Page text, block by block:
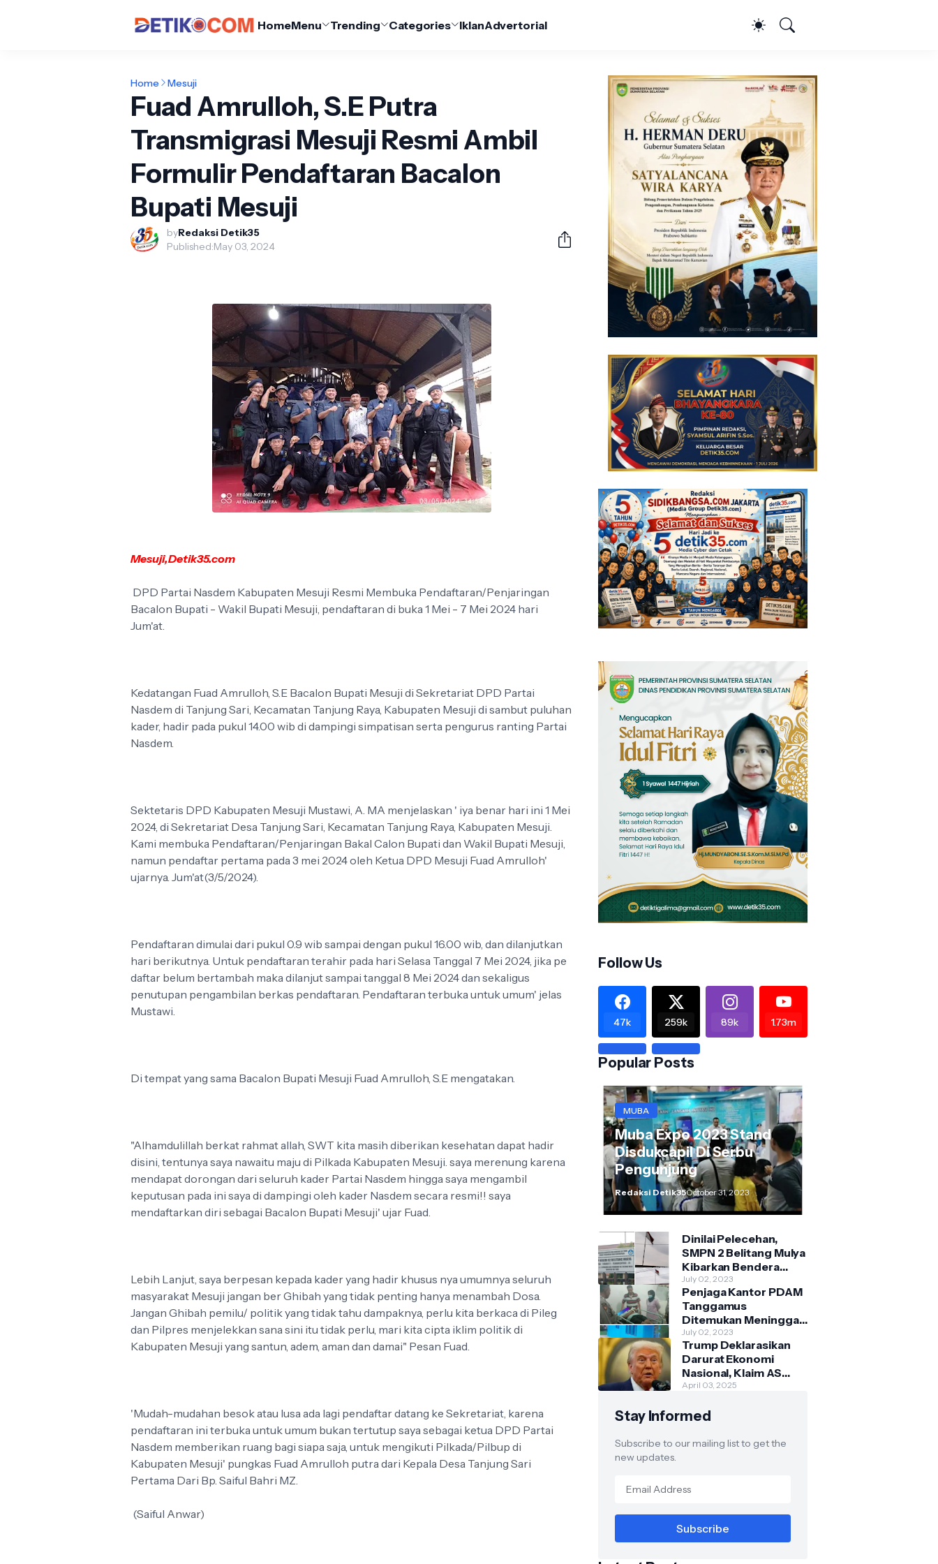
HomeMenu Trending Categories IklanAdvertorial
Home Mesuji
Fuad Amrulloh, S.E Putra
Transmigrasi Mesuji Resmi Ambil
Formulir Pendaftaran Bacalon
Bupati Mesuji
byRedaksi Detik35
Published:May 03, 2024
Mesuji,Detik35.com
DPD Partai Nasdem Kabupaten Mesuji Resmi Membuka Pendaftaran/Penjaringan
Bacalon Bupati - Wakil Bupati Mesuji, pendaftaran di buka 1 Mei - 7 Mei 2024 hari
Jum'at.
Kedatangan Fuad Amrulloh, S.E Bacalon Bupati Mesuji di Sekretariat DPD Partai
Nasdem di Tanjung Sari, Kecamatan Tanjung Raya, Kabupaten Mesuji di sambut puluhan
kader, hadir pada pukul 14.00 wib di dampingi simpatisan serta pengurus ranting Partai
Nasdem.
Sektetaris DPD Kabupaten Mesuji Mustawi, A. MA menjelaskan ' iya benar hari ini 1 Mei
2024, di Sekretariat Desa Tanjung Sari, Kecamatan Tanjung Raya, Kabupaten Mesuji.
Kami membuka Pendaftaran/Penjaringan Bakal Calon Bupati dan Wakil Bupati Mesuji,
namun pendaftar pertama pada 3 mei 2024 oleh Ketua DPD Mesuji Fuad Amrulloh'
ujarnya. Jum'at(3/5/2024).
Pendaftaran dimulai dari pukul 0.9 wib sampai dengan pukul 16.00 wib, dan dilanjutkan
hari berikutnya. Untuk pendaftaran terahir pada hari Selasa Tanggal 7 Mei 2024, jika pe
daftar belum bertambah maka dilanjut sampai tanggal 8 Mei 2024 dan sekaligus
penutupan pengambilan berkas pendaftaran. Pendaftaran terbuka untuk umum' jelas
Mustawi.
Di tempat yang sama Bacalon Bupati Mesuji Fuad Amrulloh, S.E mengatakan.
"Alhamdulillah berkat rahmat allah, SWT kita masih diberikan kesehatan dapat hadir
disini, tentunya saya nawaitu maju di Pilkada Kabupaten Mesuji. saya merenung karena
mendapat dorongan dari seluruh kader Partai Nasdem hingga saya mengambil
keputusan pada ini saya di dampingi oleh kader Nasdem secara resmi!! saya
mendaftarkan diri sebagai Bacalon Bupati Mesuji' ujar Fuad.
Lebih Lanjut, saya berpesan kepada kader yang hadir khusus nya umumnya seluruh
masyarakat Mesuji jangan ber Ghibah yang tidak penting hanya menambah Dosa.
Jangan Ghibah pemilu/ politik yang tidak tahu dampaknya, perlu kita berkaca di Pileg
dan Pilpres menjelekkan sana sini itu tidak perlu, mari kita cipta iklim politik di
Kabupaten Mesuji yang santun, adem, aman dan damai" Pesan Fuad.
'Mudah-mudahan besok atau lusa ada lagi pendaftar datang ke Sekretariat, karena
pendaftaran ini terbuka untuk umum bukan tertutup saya sebagai ketua DPD Partai
Nasdem memberikan ruang bagi siapa saja, untuk mengikuti Pilkada/Pilbup di
Kabupaten Mesuji' pungkas Fuad Amrulloh putra dari Kepala Desa Tanjung Sari
Pertama Dari Bp. Saiful Bahri MZ.
(Saiful Anwar)
Follow Us
47k 259k 89k 1.73m
Popular Posts
MUBA
Muba Expo 2023 Stand
Disdukcapil Di Serbu
Pengunjung
Redaksi Detik35October 31, 2023
Dinilai Pelecehan,
SMPN 2 Belitang Mulya
Kibarkan Bendera
Usang dan Sobek
July 02, 2023
Penjaga Kantor PDAM
Tanggamus
Ditemukan Meninggal
di Belakang Kantornya.
July 02, 2023
Trump Deklarasikan
Darurat Ekonomi
Nasional, Klaim AS
Terus Diperlakukan
Asing"
April 03, 2025
Stay Informed
Subscribe to our mailing list to get the
new updates.